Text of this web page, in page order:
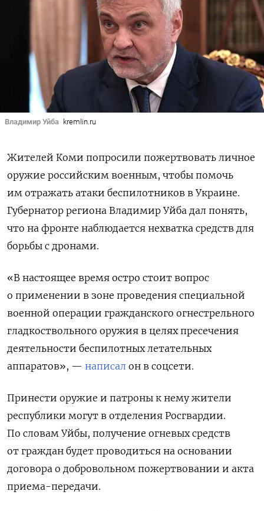
Владимир Уйба kremlin.ru
Жителей Коми попросили пожертвовать личное
оружие российским военным, чтобы помочь
им отражать атаки беспилотников в Украине.
Губернатор региона Владимир Уйба дал понять,
что на фронте наблюдается нехватка средств для
борьбы с дронами.
«В настоящее время остро стоит вопрос
о применении в зоне проведения специальной
военной операции гражданского огнестрельного
гладкоствольного оружия в целях пресечения
деятельности беспилотных летательных
аппаратов», — написал он в соцсети.
Принести оружие и патроны к нему жители
республики могут в отделения Росгвардии.
По словам Уйбы, получение огневых средств
от граждан будет проводиться на основании
договора о добровольном пожертвовании и акта
приема-передачи.